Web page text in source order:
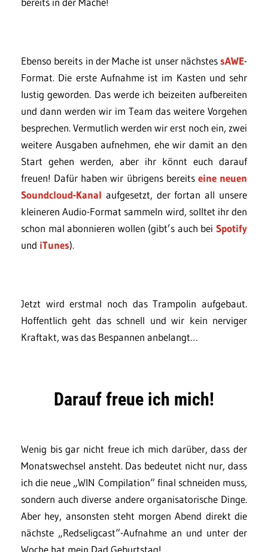
Ebenso bereits in der Mache ist unser nächstes sAWE-
Format. Die erste Aufnahme ist im Kasten und sehr
lustig geworden. Das werde ich beizeiten aufbereiten
und dann werden wir im Team das weitere Vorgehen
besprechen. Vermutlich werden wir erst noch ein, zwei
weitere Ausgaben aufnehmen, ehe wir damit an den
Start gehen werden, aber ihr könnt euch darauf
freuen! Dafür haben wir übrigens bereits eine neuen
Soundcloud-Kanal aufgesetzt, der fortan all unsere
kleineren Audio-Format sammeln wird, solltet ihr den
schon mal abonnieren wollen (gibt’s auch bei Spotify
und iTunes).
Jetzt wird erstmal noch das Trampolin aufgebaut.
Hoffentlich geht das schnell und wir kein nerviger
Kraftakt, was das Bespannen anbelangt…
Darauf freue ich mich!
Wenig bis gar nicht freue ich mich darüber, dass der
Monatswechsel ansteht. Das bedeutet nicht nur, dass
ich die neue „WIN Compilation“ final schneiden muss,
sondern auch diverse andere organisatorische Dinge.
Aber hey, ansonsten steht morgen Abend direkt die
nächste „Redseligcast“-Aufnahme an und unter der